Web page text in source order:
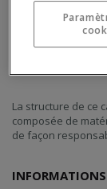
La structure de ce
composée de
de façon